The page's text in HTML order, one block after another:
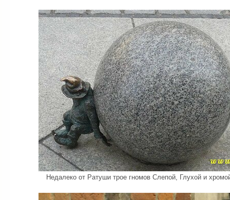
Недалеко от Ратуши трое гномов Слепой, Глухой и